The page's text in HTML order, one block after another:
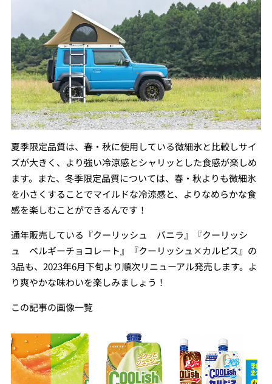
夏季限定品質は、春・秋に使用している微細氷と比較しサイ
ズが大きく、より強い冷涼感とシャリッとした食感が楽しめ
ます。また、冬季限定品質については、春・秋よりも微細氷
を小さくすることでマイルドな冷涼感と、よりなめらかな食
感を楽しむことができるんです！
通年販売している『クーリッシュ バニラ』『クーリッシ
ュ ベルギーチョコレート』『クーリッシュ×カルピス』の
3品も、2023年6月下旬より順次リニューアル発売します。よ
り爽やかな味わいを楽しみましょう！
この記事の画像一覧